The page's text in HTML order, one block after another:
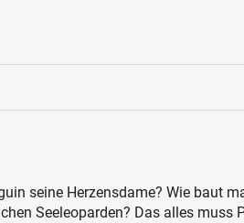
seine Herzensdame? Wie baut
Seeleoparden? Das alles muss